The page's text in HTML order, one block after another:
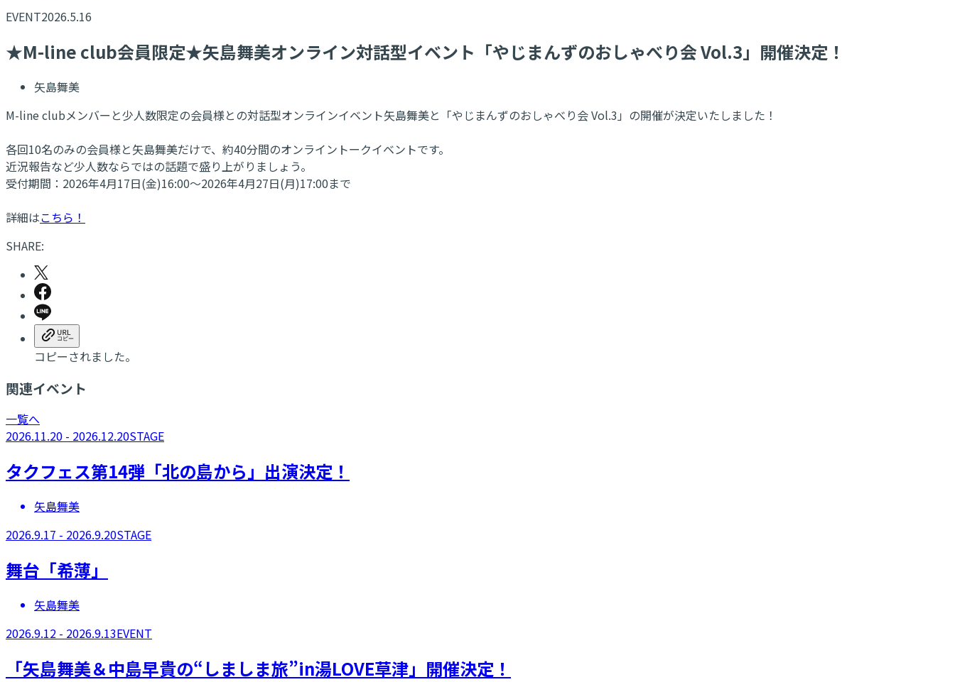
EVENT2026.5.16
★M-line club会員限定★矢島舞美オンライン対話型イベント「やじまんずのおしゃべり会 Vol.3」開催決定！
矢島舞美
M-line clubメンバーと少人数限定の会員様との対話型オンラインイベント矢島舞美と「やじまんずのおしゃべり会 Vol.3」の開催が決定いたしました！
各回10名のみの会員様と矢島舞美だけで、約40分間のオンライントークイベントです。
近況報告など少人数ならではの話題で盛り上がりましょう。
受付期間：2026年4月17日(金)16:00～2026年4月27日(月)17:00まで
詳細はこちら！
SHARE:
コピーされました。
関連イベント
一覧へ
2026.11.20 - 2026.12.20STAGE
タクフェス第14弾「北の島から」出演決定！
矢島舞美
2026.9.17 - 2026.9.20STAGE
舞台「希薄」
矢島舞美
2026.9.12 - 2026.9.13EVENT
「矢島舞美＆中島早貴の“しましま旅”in湯LOVE草津」開催決定！